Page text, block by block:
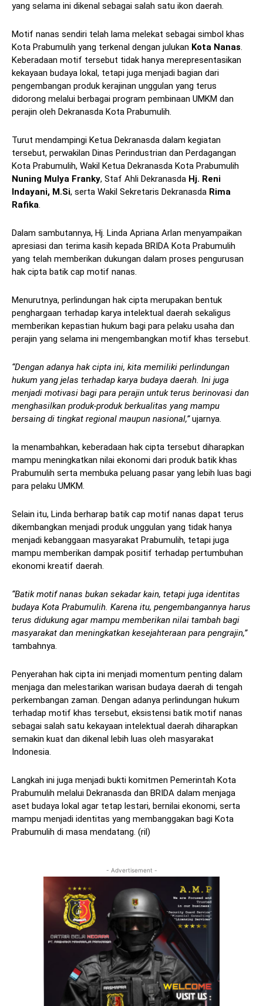
yang selama ini dikenal sebagai salah satu ikon daerah.
Motif nanas sendiri telah lama melekat sebagai simbol khas
Kota Prabumulih yang terkenal dengan julukan Kota Nanas.
Keberadaan motif tersebut tidak hanya merepresentasikan
kekayaan budaya lokal, tetapi juga menjadi bagian dari
pengembangan produk kerajinan unggulan yang terus
didorong melalui berbagai program pembinaan UMKM dan
perajin oleh Dekranasda Kota Prabumulih.
Turut mendampingi Ketua Dekranasda dalam kegiatan
tersebut, perwakilan Dinas Perindustrian dan Perdagangan
Kota Prabumulih, Wakil Ketua Dekranasda Kota Prabumulih
Nuning Mulya Franky, Staf Ahli Dekranasda Hj. Reni
Indayani, M.Si, serta Wakil Sekretaris Dekranasda Rima
Rafika.
Dalam sambutannya, Hj. Linda Apriana Arlan menyampaikan
apresiasi dan terima kasih kepada BRIDA Kota Prabumulih
yang telah memberikan dukungan dalam proses pengurusan
hak cipta batik cap motif nanas.
Menurutnya, perlindungan hak cipta merupakan bentuk
penghargaan terhadap karya intelektual daerah sekaligus
memberikan kepastian hukum bagi para pelaku usaha dan
perajin yang selama ini mengembangkan motif khas tersebut.
“Dengan adanya hak cipta ini, kita memiliki perlindungan
hukum yang jelas terhadap karya budaya daerah. Ini juga
menjadi motivasi bagi para perajin untuk terus berinovasi dan
menghasilkan produk-produk berkualitas yang mampu
bersaing di tingkat regional maupun nasional,”ujarnya.
Ia menambahkan, keberadaan hak cipta tersebut diharapkan
mampu meningkatkan nilai ekonomi dari produk batik khas
Prabumulih serta membuka peluang pasar yang lebih luas bagi
para pelaku UMKM.
Selain itu, Linda berharap batik cap motif nanas dapat terus
dikembangkan menjadi produk unggulan yang tidak hanya
menjadi kebanggaan masyarakat Prabumulih, tetapi juga
mampu memberikan dampak positif terhadap pertumbuhan
ekonomi kreatif daerah.
“Batik motif nanas bukan sekadar kain, tetapi juga identitas
budaya Kota Prabumulih. Karena itu, pengembangannya harus
terus didukung agar mampu memberikan nilai tambah bagi
masyarakat dan meningkatkan kesejahteraan para pengrajin,”
tambahnya.
Penyerahan hak cipta ini menjadi momentum penting dalam
menjaga dan melestarikan warisan budaya daerah di tengah
perkembangan zaman. Dengan adanya perlindungan hukum
terhadap motif khas tersebut, eksistensi batik motif nanas
sebagai salah satu kekayaan intelektual daerah diharapkan
semakin kuat dan dikenal lebih luas oleh masyarakat
Indonesia.
Langkah ini juga menjadi bukti komitmen Pemerintah Kota
Prabumulih melalui Dekranasda dan BRIDA dalam menjaga
aset budaya lokal agar tetap lestari, bernilai ekonomi, serta
mampu menjadi identitas yang membanggakan bagi Kota
Prabumulih di masa mendatang. (ril)
- Advertisement -